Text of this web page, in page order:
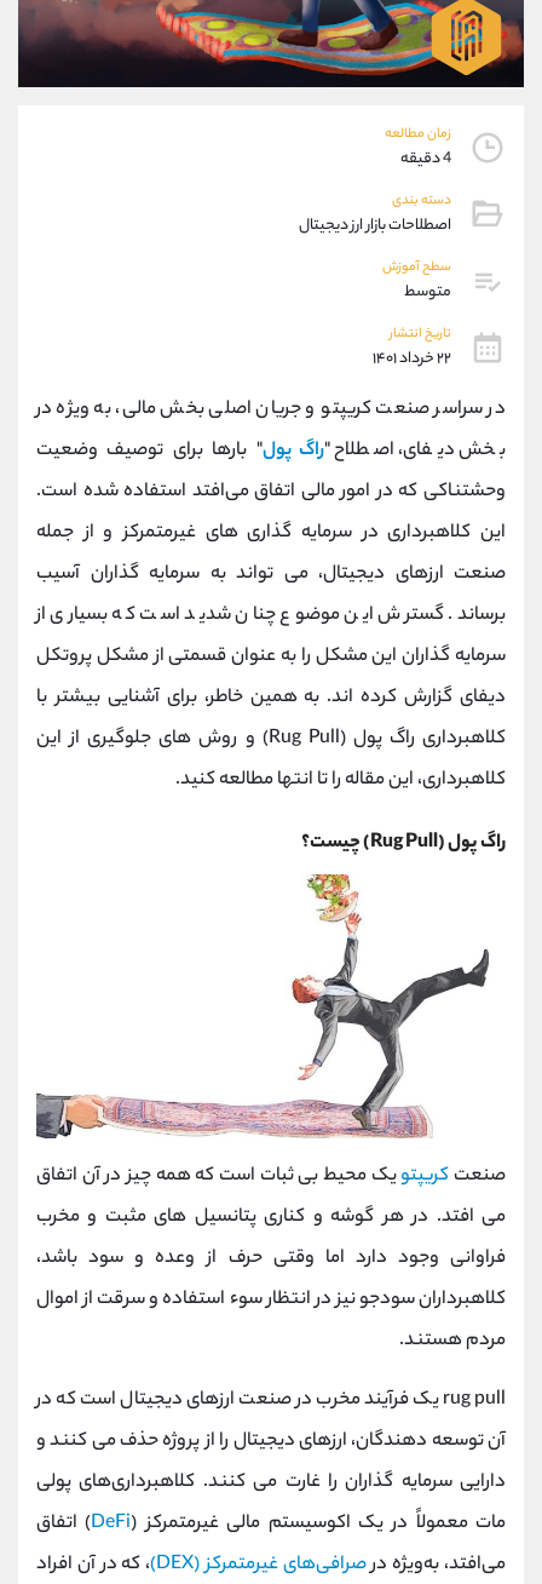
زمان مطالعه
4 دقیقه
دسته بندی
اصطلاحات بازار ارز دیجیتال
سطح آموزش
متوسط
تاریخ انتشار
۲۲ خرداد ۱۴۰۱
در سراسر صنعت کریپتو و جریان اصلی بخش مالی، به ویژه در
بخش دیفای، اصطلاح "راگ پول" بارها برای توصیف وضعیت
وحشتناکی که در امور مالی اتفاق می‌افتد استفاده شده است.
این کلاهبرداری در سرمایه گذاری های غیرمتمرکز و از جمله
صنعت ارزهای دیجیتال، می تواند به سرمایه گذاران آسیب
برساند. گسترش این موضوع چنان شدید است که بسیاری از
سرمایه گذاران این مشکل را به عنوان قسمتی از مشکل پروتکل
دیفای گزارش کرده اند. به همین خاطر، برای آشنایی بیشتر با
کلاهبرداری راگ پول (Rug Pull) و روش های جلوگیری از این
کلاهبرداری، این مقاله را تا انتها مطالعه کنید.
راگ پول (Rug Pull) چیست؟
صنعت کریپتویک محیط بی ثبات است که همه چیز در آن اتفاق
می افتد. در هر گوشه و کناری پتانسیل های مثبت و مخرب
فراوانی وجود دارد اما وقتی حرف از وعده و سود باشد،
کلاهبرداران سودجو نیز در انتظار سوء استفاده و سرقت از اموال
مردم هستند.
rug pull یک فرآیند مخرب در صنعت ارزهای دیجیتال است که در
آن توسعه دهندگان، ارزهای دیجیتال را از پروژه حذف می کنند و
دارایی سرمایه گذاران را غارت می کنند. کلاهبرداری‌های پولی
مات معمولاً در یک اکوسیستم مالی غیرمتمرکز (DeFi) اتفاق
می‌افتد، به‌ویژه درصرافی‌های غیرمتمرکز (DEX)
، که در آن افراد
09304891085
واتساپ شروع گفتگو
تلگرام @Armteam_admin_103
پشتیبان فروش
موبایل
واتساپ
داخلی
اطلاعات تماس (دفتر فروش)
021-22021030
بدون پیش شماره 90001030
اینستاگرام @alireza.mehrabii
کانال تلگرام @alirezamehrabi_com